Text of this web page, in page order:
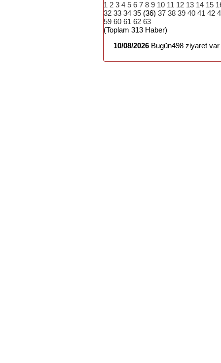
1 2 3 4 5 6 7 8 9 10 11 12 13 14 15
32 33 34 35 (36) 37 38 39 40 41 42
59 60 61 62 63
(Toplam 313 Haber)
10/08/2026 Bugün498 ziyaret